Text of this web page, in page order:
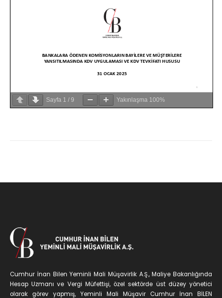
Sayfa 1 / 9 Yakınlaşma 100%
Cumhur İnan Bilen Yeminli Mali Müşavirlik A.Ş., Maliye Bakanlığında
Hesap Uzmanı ve Vergi Müfettişi, özel sektörde üst düzey yönetici
olarak görev yapmış, Yeminli Mali Müşavir Cumhur İnan BİLEN